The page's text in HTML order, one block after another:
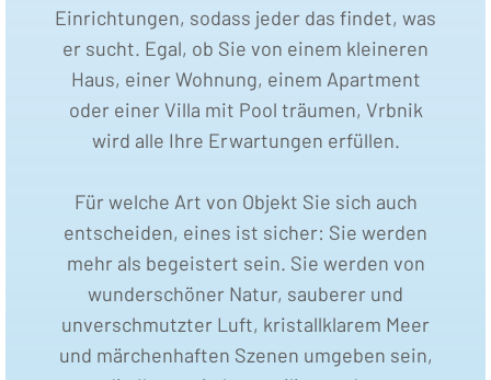
Einrichtungen, sodass jeder das findet, was
er sucht. Egal, ob Sie von einem kleineren
Haus, einer Wohnung, einem Apartment
oder einer Villa mit Pool träumen, Vrbnik
wird alle Ihre Erwartungen erfüllen.
Für welche Art von Objekt Sie sich auch
entscheiden, eines ist sicher: Sie werden
mehr als begeistert sein. Sie werden von
wunderschöner Natur, sauberer und
unverschmutzter Luft, kristallklarem Meer
und märchenhaften Szenen umgeben sein,